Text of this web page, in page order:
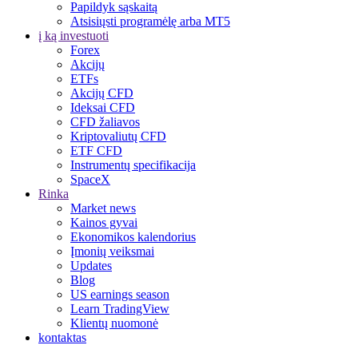
Papildyk sąskaitą
Atsisiųsti programėlę arba MT5
į ką investuoti
Forex
Akcijų
ETFs
Akcijų CFD
Ideksai CFD
CFD žaliavos
Kriptovaliutų CFD
ETF CFD
Instrumentų specifikacija
SpaceX
Rinka
Market news
Kainos gyvai
Ekonomikos kalendorius
Įmonių veiksmai
Updates
Blog
US earnings season
Learn TradingView
Klientų nuomonė
kontaktas